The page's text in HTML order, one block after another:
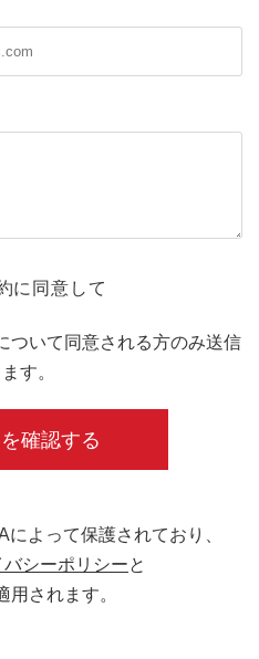
に同意して
ついて同意される方のみ送信
す。
よって保護されており、
バシーポリシーと
用されます。